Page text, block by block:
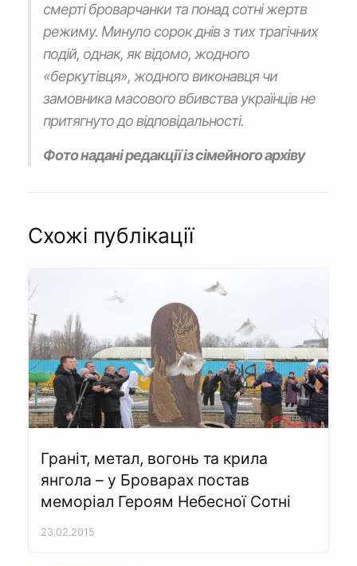
смерті броварчанки та понад сотні жертв
режиму. Минуло сорок днів з тих трагічних
подій, однак, як відомо, жодного
«беркутівця», жодного виконавця чи
замовника масового вбивства українців не
притягнуто до відповідальності.
Фото надані редакції із сімейного архіву
Схожі публікації
Граніт, метал, вогонь та крила
янгола – у Броварах постав
меморіал Героям Небесної Сотні
23.02.2015